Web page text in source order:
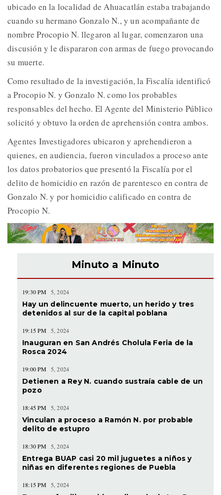
ubicado en la localidad de Ahuacatlán estaba trabajando
cuando su hermano Gonzalo N., y un acompañante de
nombre Procopio N. llegaron al lugar, comenzaron una
discusión y le dispararon con armas de fuego provocando
su muerte.
Como resultado de la investigación, la Fiscalía identificó
a Procopio N. y Gonzalo N. como los probables
responsables del hecho. El Agente del Ministerio Público
solicitó y obtuvo la orden de aprehensión contra ambos.
Agentes Investigadores ubicaron y aprehendieron a
quienes, en audiencia, fueron vinculados a proceso ante
los datos probatorios que presentó la Fiscalía por el
delito de homicidio en razón de parentesco en contra de
Gonzalo N. y por homicidio calificado en contra de
Procopio N.
Minuto a Minuto
19:30 PM 5, 2024
Hay un delincuente muerto, un herido y tres
detenidos al sur de la capital poblana
19:15 PM 5, 2024
Inauguran en San Andrés Cholula Feria de la
Rosca 2024
19:00 PM 5, 2024
Detienen a Rey N. cuando sustraía cable de un
pozo
18:45 PM 5, 2024
Vinculan a proceso a Ramón N. por probable
delito de estupro
18:30 PM 5, 2024
Entrega BUAP casi 20 mil juguetes a niños y
niñas en diferentes regiones de Puebla
18:15 PM 5, 2024